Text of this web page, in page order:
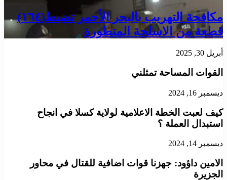
مكافحة التهريب بالبحر الأحمر تضبط(١٦٤)
قطعة من الاسلحة المتطورة
أبريل 30, 2025
القوات المساحة تمثلني
ديسمبر 16, 2024
كيف لعبت الخطة الاعلامية لولاية كسلا في انجاح
استبدال العملة ؟
ديسمبر 14, 2024
الامين داؤود: جهزنا قوات اضافية للقتال في محاور
الجزيرة